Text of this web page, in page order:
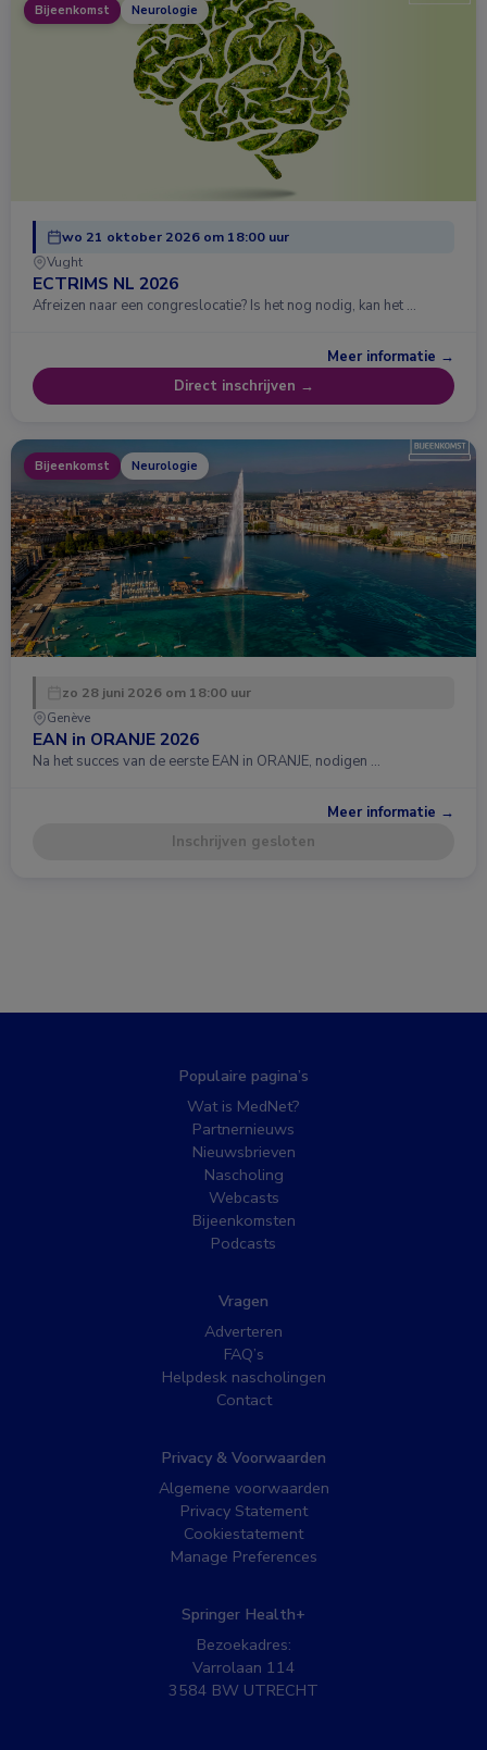
Bijeenkomst Neurologie
wo 21 oktober 2026 om 18:00 uur
Vught
ECTRIMS NL 2026
Afreizen naar een congreslocatie? Is het nog nodig, kan het …
Meer informatie →
Direct inschrijven →
Bijeenkomst Neurologie
zo 28 juni 2026 om 18:00 uur
Genève
EAN in ORANJE 2026
Na het succes van de eerste EAN in ORANJE, nodigen …
Meer informatie →
Inschrijven gesloten
Populaire pagina’s
Wat is MedNet?
Partnernieuws
Nieuwsbrieven
Nascholing
Webcasts
Bijeenkomsten
Podcasts
Vragen
Adverteren
FAQ’s
Helpdesk nascholingen
Contact
Privacy & Voorwaarden
Algemene voorwaarden
Privacy Statement
Cookiestatement
Manage Preferences
Springer Health+
Bezoekadres:
Varrolaan 114
3584 BW UTRECHT